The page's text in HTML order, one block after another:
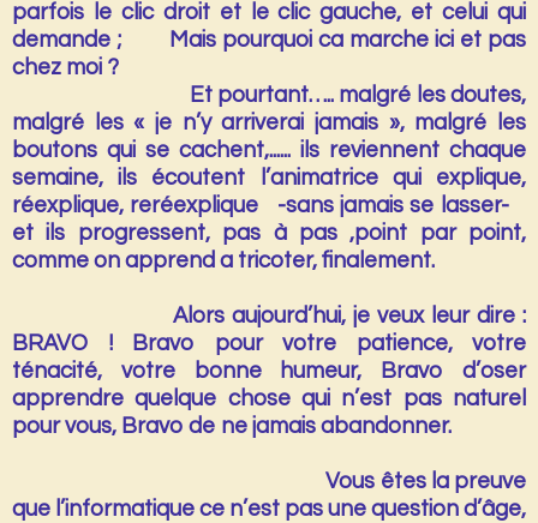
parfois le clic droit et le clic gauche, et celui qui
demande ; Mais pourquoi ca marche ici et pas
chez moi ?
Et pourtant….. malgré les doutes,
malgré les « je n’y arriverai jamais », malgré les
boutons qui se cachent,...... ils reviennent chaque
semaine, ils écoutent l’animatrice qui explique,
réexplique, reréexplique -sans jamais se lasser-
et ils progressent, pas à pas ,point par point,
comme on apprend a tricoter, finalement.
Alors aujourd’hui, je veux leur dire :
BRAVO !Bravo pour votre patience, votre
ténacité, votre bonne humeur, Bravo d’oser
apprendre quelque chose qui n’est pas naturel
pour vous, Bravo de ne jamais abandonner.
Vous êtes la preuve
que l’informatique ce n’est pas une question d’âge,